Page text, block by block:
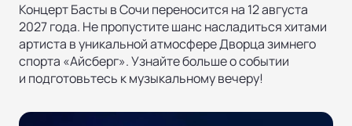
Концерт Басты в Сочи переносится на 12 августа
2027 года. Не пропустите шанс насладиться хитами
артиста в уникальной атмосфере Дворца зимнего
спорта «Айсберг». Узнайте больше о событии
и подготовьтесь к музыкальному вечеру!